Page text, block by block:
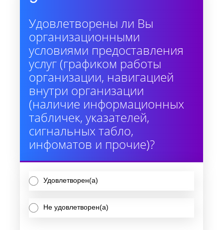
Удовлетворены ли Вы
организационными
условиями предоставления
услуг (графиком работы
организации, навигацией
внутри организации
(наличие информационных
табличек, указателей,
сигнальных табло,
инфоматов и прочие)?
Удовлетворен(а)
Не удовлетворен(а)